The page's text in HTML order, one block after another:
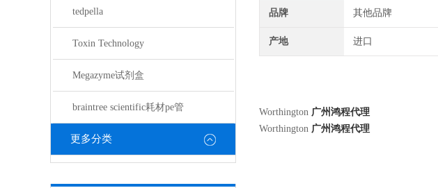
tedpella
Toxin Technology
Megazyme试剂盒
braintree scientific耗材pe管
更多分类
品牌 其他品牌
产地 进口
Worthington 广州鸿程代理
Worthington 广州鸿程代理